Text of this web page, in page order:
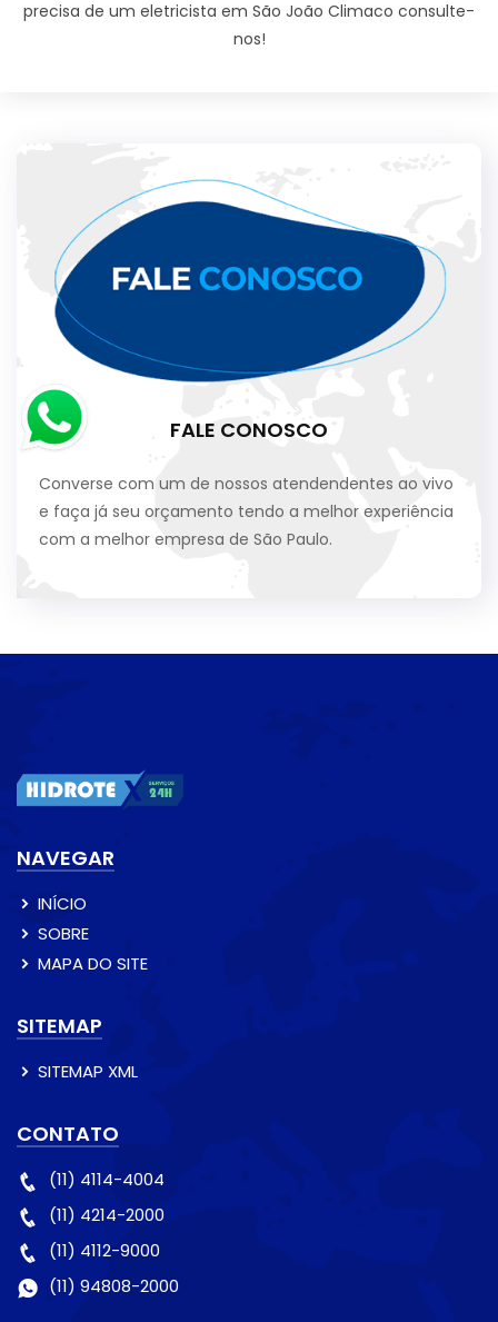
precisa de um eletricista em São João Climaco consulte-
nos!
FALE CONOSCO
Converse com um de nossos atendendentes ao vivo
e faça já seu orçamento tendo a melhor experiência
com a melhor empresa de São Paulo.
NAVEGAR
INÍCIO
SOBRE
MAPA DO SITE
SITEMAP
SITEMAP XML
CONTATO
(11) 4114-4004
(11) 4214-2000
(11) 4112-9000
(11) 94808-2000